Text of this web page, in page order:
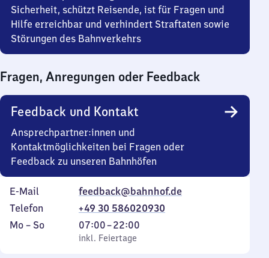
Sicherheit, schützt Reisende, ist für Fragen und
Hilfe erreichbar und verhindert Straftaten sowie
Störungen des Bahnverkehrs
Fragen, Anregungen oder Feedback
Feedback und Kontakt
Ansprechpartner:innen und
Kontaktmöglichkeiten bei Fragen oder
Feedback zu unseren Bahnhöfen
E-Mail
feedback@bahnhof.de
Telefon
+49 30 586020930
Montag
Mo – So,
inkl. Feiertage
07:00–22:00
Von
7
inkl. Feiertage